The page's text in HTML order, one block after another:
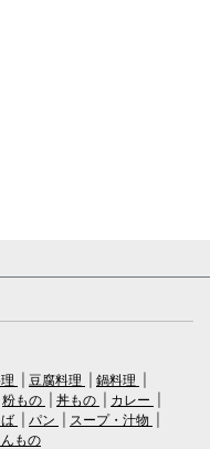
豆腐料理
鍋料理
粉もの 丼もの
カレー
パン
スープ・汁物
もの